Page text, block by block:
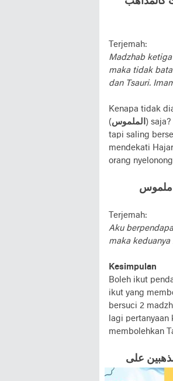
Terjemah:
Madzhab
maka tidak
dan Tsauri.
Kenapa tidak
(الملموس )
tapi saling
mendekati
orang
ﻣﻠﻤﻮﺱ
Terjemah:
Aku
maka
Kesimpulan
Boleh ikut
ikut yang
bersuci 2
lagi
membolehkan
ﻋﻠﻰ